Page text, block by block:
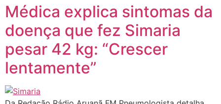
Médica explica sintomas da
doença que fez Simaria
pesar 42 kg: “Crescer
lentamente”